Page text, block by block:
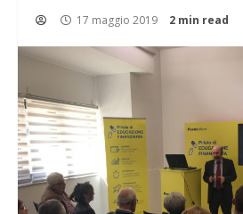
17 maggio 2019 2 min read